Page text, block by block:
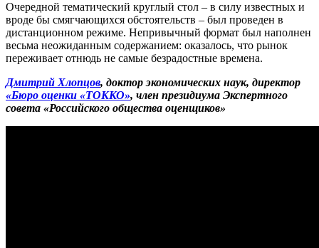
Очередной тематический круглый стол – в силу известных и
вроде бы смягчающихся обстоятельств – был проведен в
дистанционном режиме. Непривычный формат был наполнен
весьма неожиданным содержанием: оказалось, что рынок
переживает отнюдь не самые безрадостные времена.
Дмитрий Хлопцов, доктор экономических наук, директор
«Бюро оценки «ТОККО», член президиума Экспертного
совета «Российского общества оценщиков»